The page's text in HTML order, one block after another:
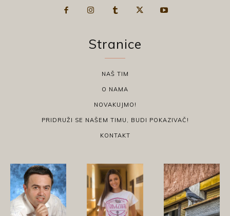
Stranice
NAŠ TIM
O NAMA
NOVAKUJMO!
PRIDRUŽI SE NAŠEM TIMU, BUDI POKAZIVAČ!
KONTAKT